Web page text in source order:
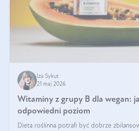
Iza Sykut
21 maj 2026
Witaminy z grupy B dla wegan:
odpowiedni poziom
Dieta roślinna potrafi być dobrze